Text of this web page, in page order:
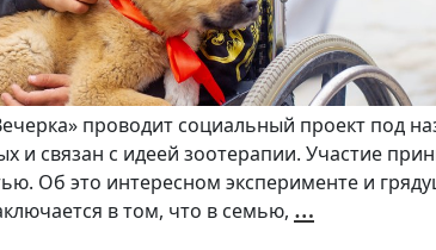
проводит социальный проект под
и связан с идеей зоотерапии. Участие
Об это интересном эксперименте и
в том, что в семью, …
влияет